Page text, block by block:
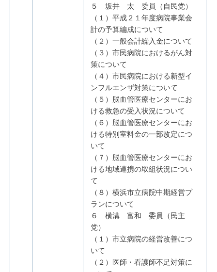
５ 坂井 太 委員（自民党）
（１）平成２１年度病院事業会
計の予算編成について
（２）一般会計繰入金について
（３）市民病院におけるがん対
策について
（４）市民病院における新型イ
ンフルエンザ対策について
（５）脳血管医療センターにお
ける救急の受入状況について
（６）脳血管医療センターにお
ける特別室料金の一部改定につ
いて
（７）脳血管医療センターにお
ける地域連携の取組状況につい
て
（８）横浜市立病院中期経営プ
ランについて
６ 横溝 富和 委員（民主
党）
（１）市立病院の経営改善につ
いて
（２）医師・看護師不足対策に